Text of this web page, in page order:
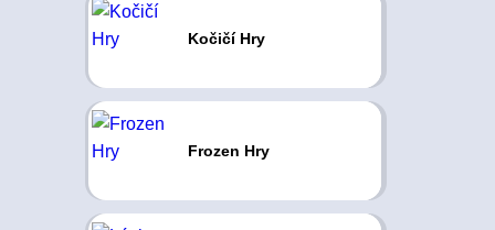
Kočičí Hry
Frozen Hry